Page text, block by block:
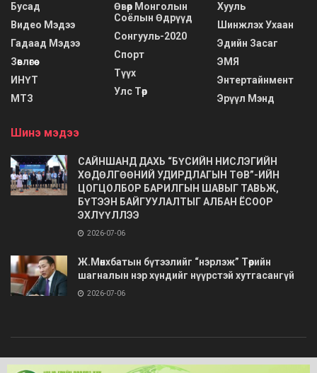
Бусад
Видео Мэдээ
Гадаад Мэдээ
Зөвлөгөө
ИНҮТ
МТЗ
Өвөр Монголын
Соёлын Өдрүүд
Сонгууль-2020
Спорт
Түүх
Улс Төр
Хууль
Шинжлэх Ухаан
Эдийн Засаг
ЭМЯ
Энтертайнмент
Эрүүл Мэнд
Шинэ мэдээ
САЙНШАНД ДАХЬ “БҮСИЙН НИСЛЭГИЙН
ХӨДӨЛГӨӨНИЙ УДИРДЛАГЫН ТӨВ”-ИЙН
ЦОГЦОЛБОР БАРИЛГЫН ШАВЫГ ТАВЬЖ,
БҮТЭЭН БАЙГУУЛАЛТЫГ АЛБАН ЁСООР
ЭХЛҮҮЛЛЭЭ
2026-07-06
Ж.Мөнхбатын бүтээлийг “нэрлэж” Төрийн
шагналын нэр хүндийг нүүрстэй хутгасангүй
2026-07-06
© 2020 Barimt.com- Зохиогчийн эрх хуулиар хамгаалагдсан. Загварыг